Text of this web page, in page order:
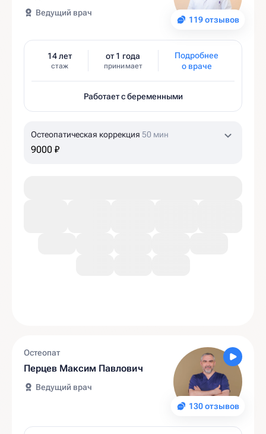
119 отзывов
Ведущий врач
14 лет
стаж
от 1 года
принимает
Подробнее
о враче
Работает с беременными
Остеопатическая коррекция 50 мин
9000 ₽
130 отзывов
Остеопат
Перцев Максим Павлович
Ведущий врач